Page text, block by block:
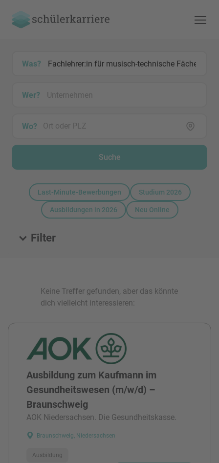
Was?
Wer?
Wo?
Suche
Last-Minute-Bewerbungen Studium 2026
Ausbildungen in 2026 Neu Online
Filter
Keine Treffer gefunden, aber das könnte
dich vielleicht interessieren:
Ausbildung zum Kaufmann im
Gesundheitswesen (m/w/d) –
Braunschweig
AOK Niedersachsen. Die Gesundheitskasse.
Braunschweig, Niedersachsen
Ausbildung